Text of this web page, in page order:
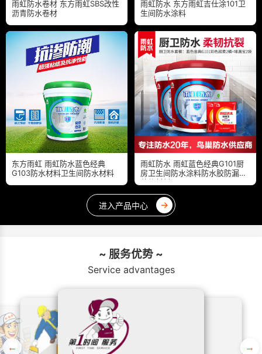
雨虹防水卷材 东方雨虹SBS改性
沥青防水卷材
雨虹防水 东方雨虹吉仕涂101卫
生间防水涂料
东方雨虹 雨虹防水蓝色经典
G103防水材料卫生间防水材料
雨虹防水 雨虹蓝色经典G101厨
房卫生间防水涂料防水胶防漏水
装修材料
进入产品中心 →
~ 服务优势 ~
Service advantages
← →